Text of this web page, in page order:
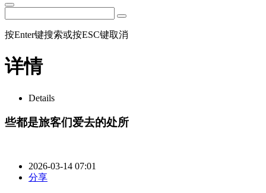
按Enter键搜索或按ESC键取消
详情
Details
些都是旅客们爱去的处所
2026-03-14 07:01
分享